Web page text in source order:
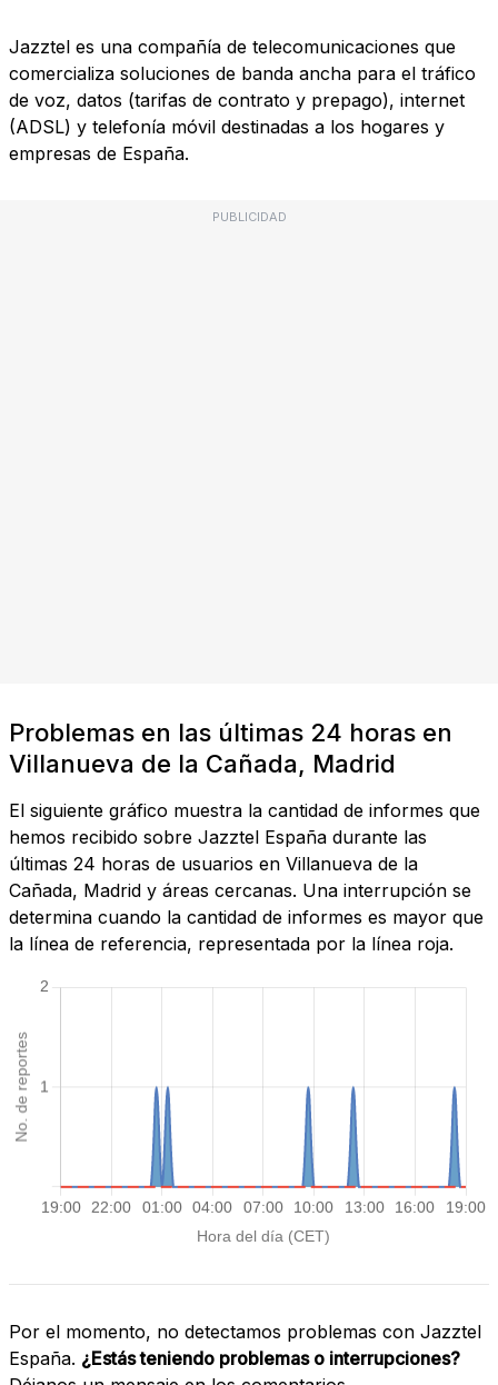
Jazztel es una compañía de telecomunicaciones que
comercializa soluciones de banda ancha para el tráfico
de voz, datos (tarifas de contrato y prepago), internet
(ADSL) y telefonía móvil destinadas a los hogares y
empresas de España.
PUBLICIDAD
Problemas en las últimas 24 horas en
Villanueva de la Cañada, Madrid
El siguiente gráfico muestra la cantidad de informes que
hemos recibido sobre Jazztel España durante las
últimas 24 horas de usuarios en Villanueva de la
Cañada, Madrid y áreas cercanas. Una interrupción se
determina cuando la cantidad de informes es mayor que
la línea de referencia, representada por la línea roja.
Por el momento, no detectamos problemas con Jazztel
España. ¿Estás teniendo problemas o interrupciones?